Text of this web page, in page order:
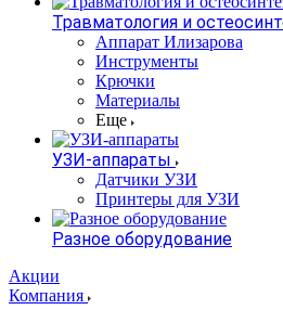
Травматология и
Аппарат Илизарова
Инструменты
Крючки
Материалы
Еще
УЗИ-аппараты
Датчики УЗИ
Принтеры для УЗИ
Разное оборудование
Акции
Компания